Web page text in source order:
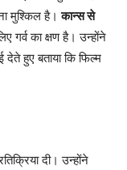
मुश्किल है।कान्स से
गर्व का क्षण है। उन्होंने
हुए बताया कि फिल्म
दी। उन्होंने